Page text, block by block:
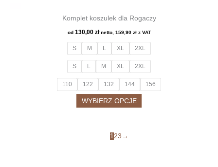
Komplet koszulek dla Rogaczy
od 130,00 zł netto, 159,90 złz VAT
S M L XL 2XL
S L M XL 2XL
110 122 132 144 156
WYBIERZ OPCJE
123 →